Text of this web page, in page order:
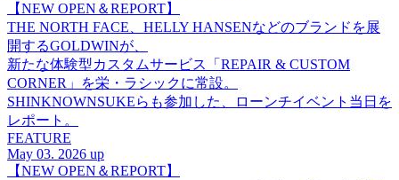
【NEW OPEN＆REPORT】
THE NORTH FACE、HELLY HANSENなどのブランドを展
開するGOLDWINが、
新たな体験型カスタムサービス「REPAIR & CUSTOM
CORNER」を栄・ラシックに常設。
SHINKNOWNSUKEらも参加した、ローンチイベント当日を
レポート。
FEATURE
May 03. 2026 up
【NEW OPEN＆REPORT】